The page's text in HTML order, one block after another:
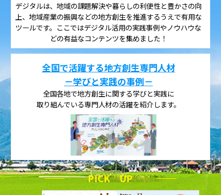
デジタルは、地域の課題解決や暮らしの利便性と豊かさの向
上、地域産業の振興などの地方創生を推進するうえで有用な
ツールです。ここではデジタル活用の実践事例やノウハウな
どの有益なコンテンツを集めました！
全国で活躍する地方創生専門人材
－学びと実践の事例－
全国各地で地方創生に関する学びと実践に
取り組んでいる専門人材の活躍を紹介します。
PICK UP